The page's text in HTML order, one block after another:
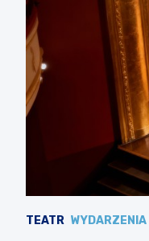
TEATR WYDARZENIA